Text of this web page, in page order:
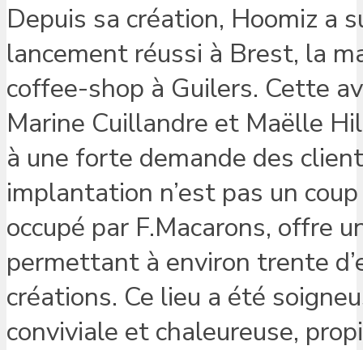
Depuis sa création, Hoomiz a
lancement réussi à Brest, la
coffee-shop à Guilers. Cette
Marine Cuillandre et Maëlle
à une forte demande des
implantation n’est pas un
occupé par F.Macarons, offre
permettant à environ trente
créations. Ce lieu a été
conviviale et chaleureuse,